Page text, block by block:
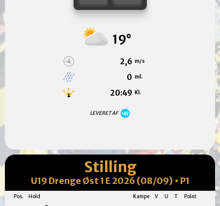
19°
2,6 m/s
0 ml.
20:49 Kl.
LEVERET AF
Stilling
U19 Drenge Øst 1 E 2026 (08/09) • P1
Pos. Hold Kampe V U T Point